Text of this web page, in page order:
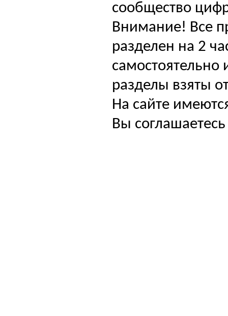
сообщество
Внимание! Все
разделен на 2
самостоятельно
разделы взяты
На сайте
Вы